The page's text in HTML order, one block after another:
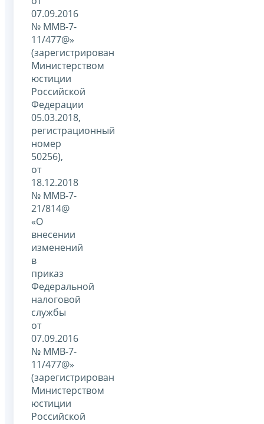
07.09.2016
№ ММВ-7-
11/477@»
(зарегистрирован
Министерством
юстиции
Российской
Федерации
05.03.2018,
регистрационный
номер
50256),
от
18.12.2018
№ ММВ-7-
21/814@
«О
внесении
изменений
в
приказ
Федеральной
налоговой
службы
от
07.09.2016
№ ММВ-7-
11/477@»
(зарегистрирован
Министерством
юстиции
Российской